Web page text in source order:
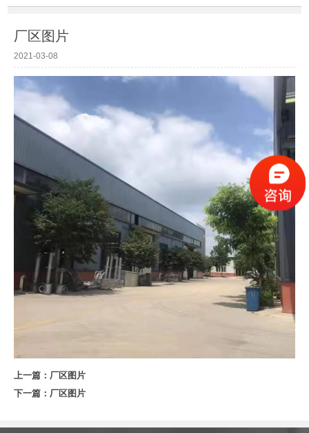
厂区图片
2021-03-08
上一篇： 厂区图片
下一篇： 厂区图片